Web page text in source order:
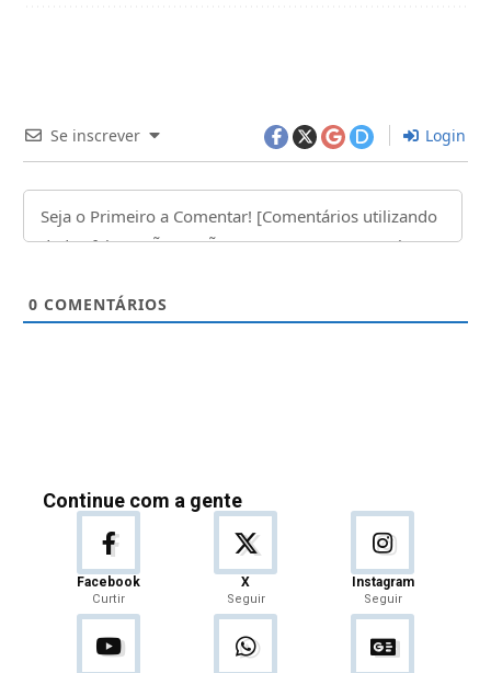
Se inscrever Login
0 COMENTÁRIOS
Continue com a gente
Facebook
Curtir
X
Seguir
Instagram
Seguir